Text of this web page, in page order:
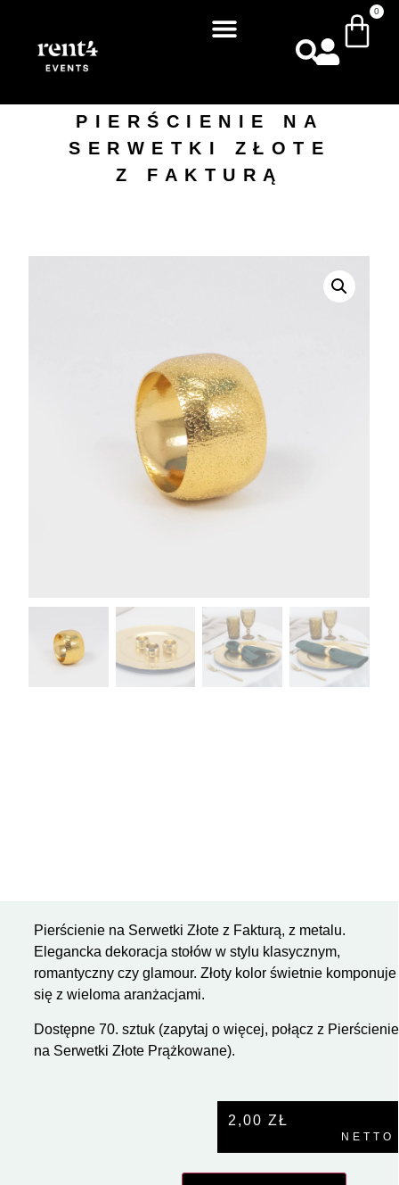
0
PIERŚCIENIE NA
SERWETKI ZŁOTE
Z FAKTURĄ
Pierścienie na Serwetki Złote z Fakturą, z metalu.
Elegancka dekoracja stołów w stylu klasycznym,
romantyczny czy glamour. Złoty kolor świetnie komponuje
się z wieloma aranżacjami.
Dostępne 70. sztuk (zapytaj o więcej, połącz z Pierścienie
na Serwetki Złote Prążkowane).
2,00 ZŁ
NETTO